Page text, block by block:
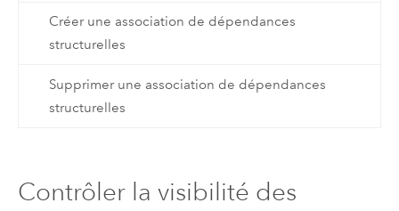
Créer une association de dépendances
structurelles
Supprimer une association de dépendances
structurelles
Contrôler la visibilité des